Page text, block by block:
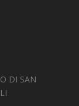
DI SAN